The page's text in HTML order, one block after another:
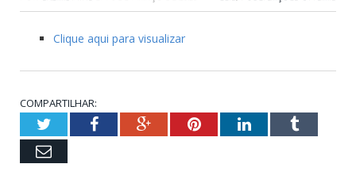
Clique aqui para visualizar
COMPARTILHAR:
TwitterFacebookGoogle+PinterestLinkedInTumblr
Email